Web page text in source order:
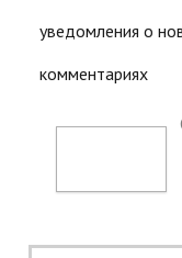
уведомления о
комментариях